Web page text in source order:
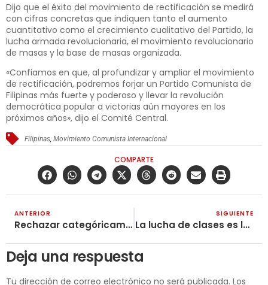
Dijo que el éxito del movimiento de rectificación se medirá
con cifras concretas que indiquen tanto el aumento
cuantitativo como el crecimiento cualitativo del Partido, la
lucha armada revolucionaria, el movimiento revolucionario
de masas y la base de masas organizada.
«Confiamos en que, al profundizar y ampliar el movimiento
de rectificación, podremos forjar un Partido Comunista de
Filipinas más fuerte y poderoso y llevar la revolución
democrática popular a victorias aún mayores en los
próximos años», dijo el Comité Central.
Filipinas ,Movimiento Comunista Internacional
COMPARTE
ANTERIOR
Rechazar categóricamente el cruel chantaje de las Empresas Promotoras de Salud (EPS)
SIGUIENTE
La lucha de clases es la escuela de las comunidades
Deja una respuesta
Tu dirección de correo electrónico no será publicada. Los